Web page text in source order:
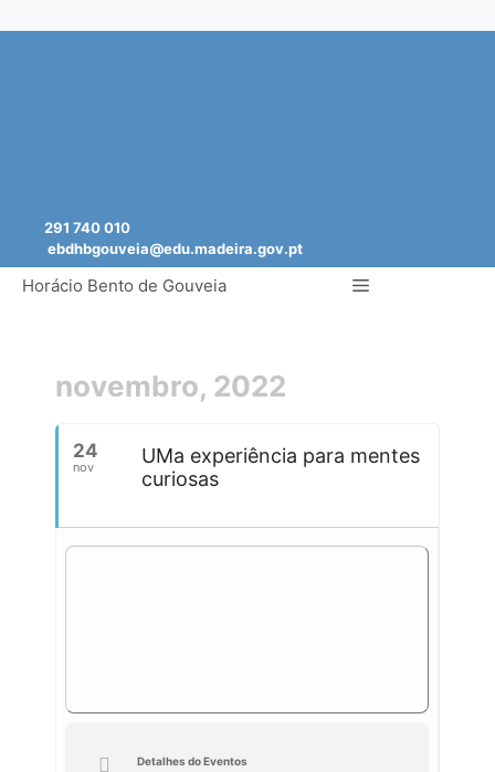
291 740 010
ebdhbgouveia@edu.madeira.gov.pt
Horácio Bento de Gouveia Menu
novembro, 2022
24
nov
UMa experiência para mentes
curiosas
Detalhes do Eventos